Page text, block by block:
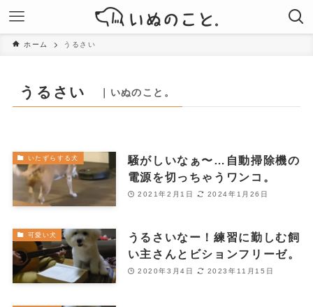
ホーム うるさい
うるさい ｜いぬのこと。
いたずらする犬
騒がしいなぁ〜…自動掃除機の
電源を切っちゃうワンコ。
2021年2月1日 2024年1月26日
可愛い犬
うるさいなー！練習に勤しむ飼
い主さんとビションフリーゼ。
2020年3月4日 2023年11月15日